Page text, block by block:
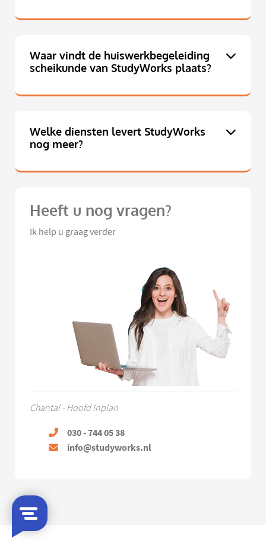
Waar vindt de huiswerkbegeleiding
scheikunde van StudyWorks plaats?
Welke diensten levert StudyWorks
nog meer?
Heeft u nog vragen?
Ik help u graag verder
Chantal - Hoofd Inplan
030 - 744 05 38
info@studyworks.nl